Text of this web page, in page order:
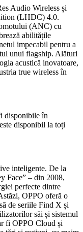
Audio Wireless și
(LHDC) 4.0.
(ANC) cu
abilitățile
impecabil pentru a
unui flagship. Alături
acustică inovatoare,
true wireless în
disponibile în
disponibil la toți
inteligente. De la
Face” – din 2008,
perfecte dintre
OPPO oferă o
de seriile Find X și
săi și sistemul
fi OPPO Cloud și